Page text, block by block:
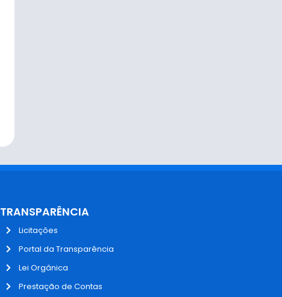
TRANSPARÊNCIA
Licitações
Portal da Transparência
Lei Orgânica
Prestação de Contas